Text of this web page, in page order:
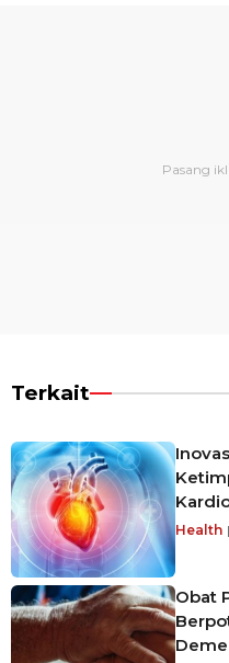
Terkait
Health
Obat